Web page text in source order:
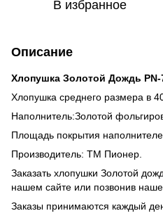
В избранное
Описание
Хлопушка Золотой Дождь PN-
Хлопушка среднего размера в
Наполнитель:Золотой
Площадь покрытия
Производитель: ТМ Пионер.
Заказать хлопушки Золотой
нашем сайте или позвонив
Заказы принимаются каждый